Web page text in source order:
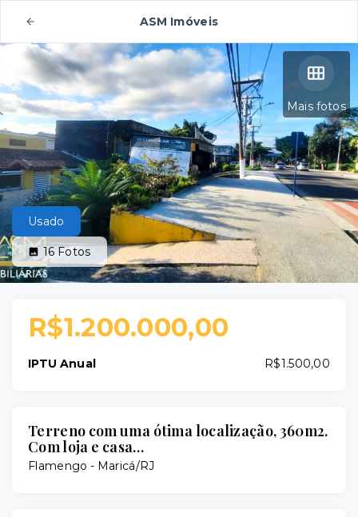
ASM Imóveis
Mais fotos
Usado
16Fotos
R$1.200.000,00
IPTU Anual R$1.500,00
Terreno com uma ótima localização, 360m2.
Com loja e casa…
Flamengo - Maricá/RJ